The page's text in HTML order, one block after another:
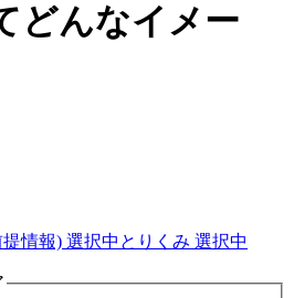
どんなイメー
情報) 選択中 とりくみ 選択中